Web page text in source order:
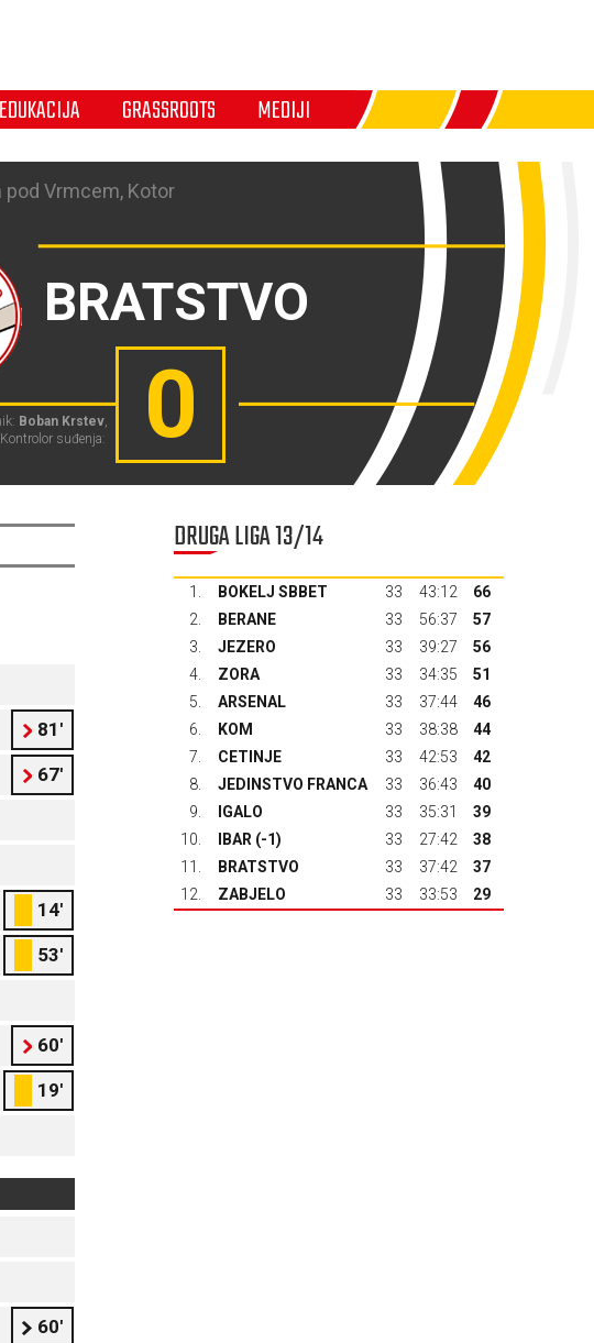
EDUKACIJA GRASSROOTS MEDIJI
pod Vrmcem, Kotor
BRATSTVO
0
Boban Krstev,
suđenja:
81'
67'
14'
53'
60'
19'
60'
DRUGA LIGA 13/14
1. BOKELJ SBBET 33 43:12
66
2.
BERANE 33 56:37
57
3.
JEZERO 33 39:27
56
4.
ZORA 33 34:35
51
5.
ARSENAL 33 37:44
46
6.
KOM 33 38:38
44
7.
CETINJE 33 42:53
42
8.
JEDINSTVO FRANCA 33 36:43
40
9.
IGALO 33 35:31
39
10.
IBAR (-1) 33 27:42
38
11.
BRATSTVO 33 37:42
37
12.
ZABJELO 33 33:53 29